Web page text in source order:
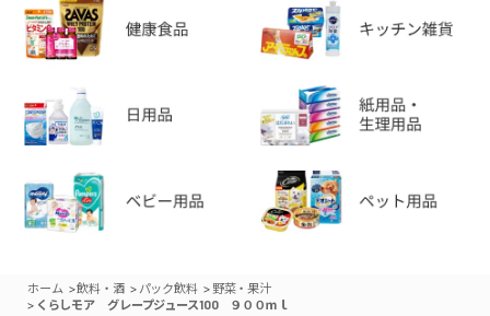
ホーム >飲料・酒 > パック飲料 > 野菜・果汁
> くらしモア グレープジュース100 ９００ｍｌ